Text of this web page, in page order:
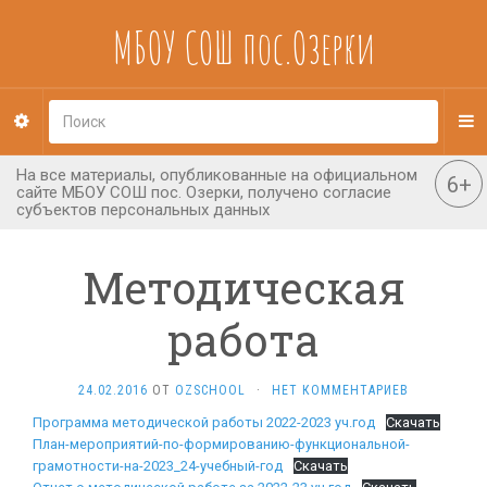
МБОУ СОШ пос.Озерки
Методическая
работа
24.02.2016 ОТ OZSCHOOL · НЕТ КОММЕНТАРИЕВ
Программа методической работы 2022-2023 уч.год
Скачать
План-мероприятий-по-формированию-функциональной-
грамотности-на-2023_24-учебный-год
Скачать